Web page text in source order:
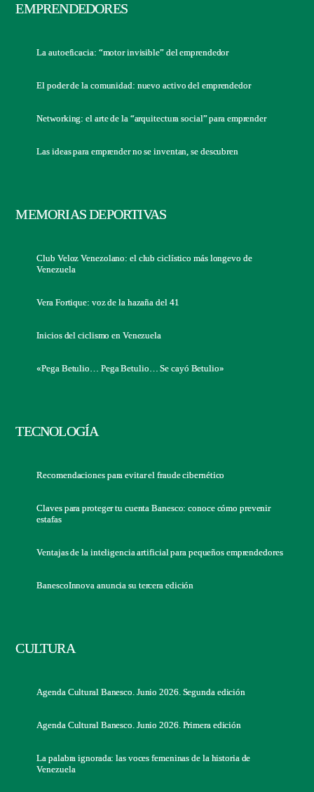
EMPRENDEDORES
La autoeficacia: “motor invisible” del emprendedor
El poder de la comunidad: nuevo activo del emprendedor
Networking: el arte de la “arquitectura social” para emprender
Las ideas para emprender no se inventan, se descubren
MEMORIAS DEPORTIVAS
Club Veloz Venezolano: el club ciclístico más longevo de
Venezuela
Vera Fortique: voz de la hazaña del 41
Inicios del ciclismo en Venezuela
«Pega Betulio… Pega Betulio… Se cayó Betulio»
TECNOLOGÍA
Recomendaciones para evitar el fraude cibernético
Claves para proteger tu cuenta Banesco: conoce cómo prevenir
estafas
Ventajas de la inteligencia artificial para pequeños emprendedores
BanescoInnova anuncia su tercera edición
CULTURA
Agenda Cultural Banesco. Junio 2026. Segunda edición
Agenda Cultural Banesco. Junio 2026. Primera edición
La palabra ignorada: las voces femeninas de la historia de
Venezuela